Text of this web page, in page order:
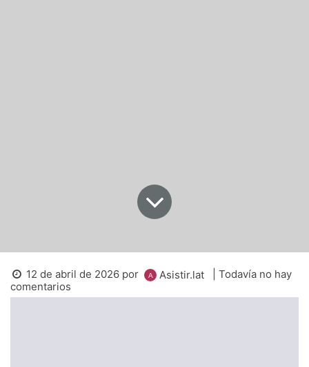
12 de abril de 2026 por Asistir.lat
| Todavía no hay
comentarios